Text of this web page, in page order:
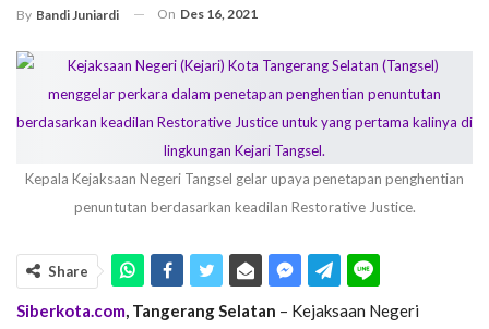
By Bandi Juniardi On Des 16, 2021
Kepala Kejaksaan Negeri Tangsel gelar upaya penetapan penghentian
penuntutan berdasarkan keadilan Restorative Justice.
Share
Siberkota.com, Tangerang Selatan – Kejaksaan Negeri